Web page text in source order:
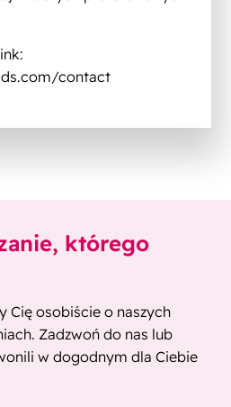
contact
którego
Cię osobiście o naszych
Zadzwoń do nas lub
w dogodnym dla Ciebie